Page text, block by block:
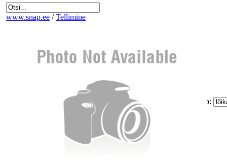
www.snap.ee / Tellimine
Kogus:
Paberi tüüp:
Lõike tüüp:
Eemalda kõik pildid tellimusest
Miinimum tellimus on 1.60 €